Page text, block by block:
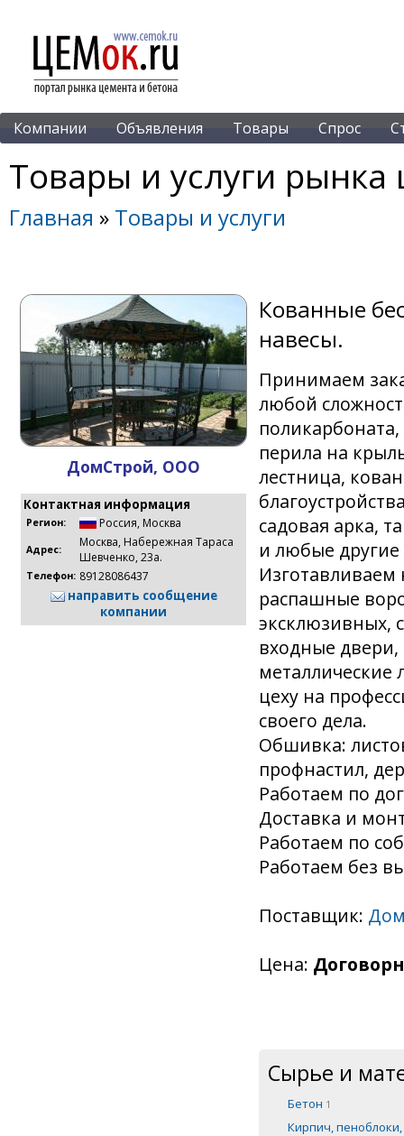
Компании Объявления Товары Спрос
Товары и услуги рынка
Главная » Товары и услуги
ДомСтрой, ООО
Контактная информация
Регион: Россия, Москва
Адрес:
Москва, Набережная Тараса
Шевченко, 23а.
Телефон: 89128086437
направить сообщение
компании
Кованные
навесы.
Принимаем
любой
перила на
лестница,
садовая арка,
и любые
распашные
эксклюзивных,
входные двери,
цеху на
своего дела.
Обшивка:
профнастил,
Работаем по
Доставка и
Работаем по
Работаем без
Поставщик:
Цена:
Сырье и
Бетон 1
Кирпич,